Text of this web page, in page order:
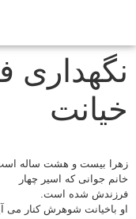
نگهداری
خیانت
زهرا بیست و هشت ساله است.
خانم جوانی که اسیر چهار
فرزندش شده است.
او باخیانت شوهرش کنار می